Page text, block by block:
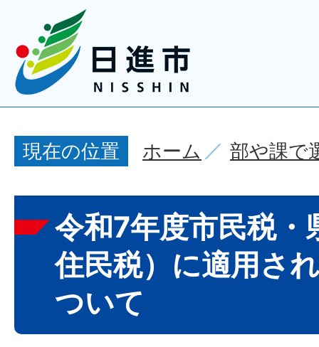
現在の位置 ホーム 部や課で
令和7年度市民税・
住民税）に適用さ
ついて